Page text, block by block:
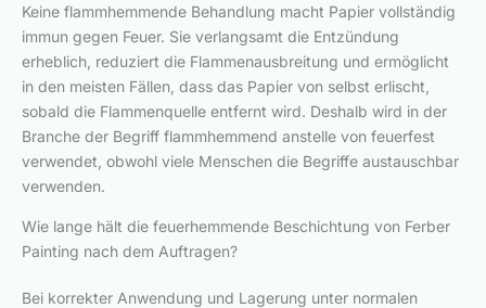
Keine flammhemmende Behandlung macht Papier vollständig
immun gegen Feuer. Sie verlangsamt die Entzündung
erheblich, reduziert die Flammenausbreitung und ermöglicht
in den meisten Fällen, dass das Papier von selbst erlischt,
sobald die Flammenquelle entfernt wird. Deshalb wird in der
Branche der Begriff flammhemmend anstelle von feuerfest
verwendet, obwohl viele Menschen die Begriffe austauschbar
verwenden.
Wie lange hält die feuerhemmende Beschichtung von Ferber
Painting nach dem Auftragen?
Bei korrekter Anwendung und Lagerung unter normalen